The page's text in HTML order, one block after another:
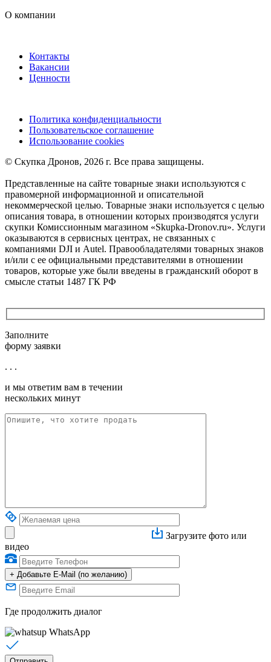
О компании
Контакты
Вакансии
Ценности
Политика конфиденциальности
Пользовательское соглашение
Использование cookies
©️ Скупка Дронов, 2026 г. Все права защищены.
Представленные на сайте товарные знаки используются с
правомерной информационной и описательной
некоммерческой целью. Товарные знаки используется с целью
описания товара, в отношении которых производятся услуги
скупки Комиссионным магазином «Skupka-Dronov.ru». Услуги
оказываются в сервисных центрах, не связанных с
компаниями DJI и Autel. Правообладателями товарных знаков
и/или с ее официальными представителями в отношении
товаров, которые уже были введены в гражданский оборот в
смысле статьи 1487 ГК РФ
Заполните
форму заявки
. . .
и мы ответим вам в течении
нескольких минут
Загрузите фото или
видео
+ Добавьте E-Mail (по желанию)
Где продолжить диалог
WhatsApp